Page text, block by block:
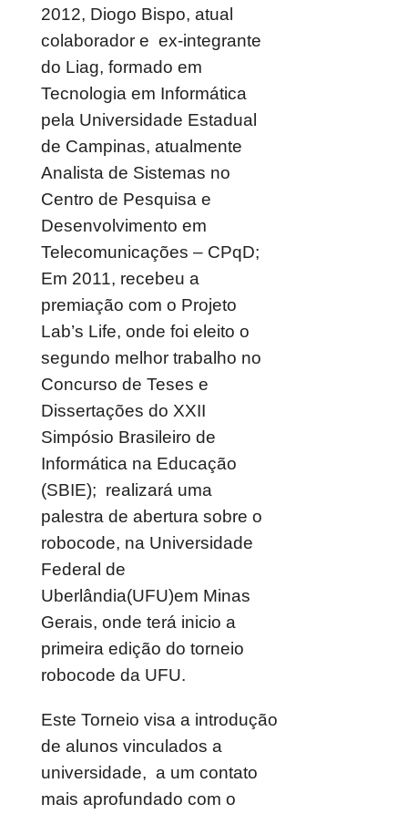
2012, Diogo Bispo, atual
colaborador e ex-integrante
do Liag, formado em
Tecnologia em Informática
pela Universidade Estadual
de Campinas, atualmente
Analista de Sistemas no
Centro de Pesquisa e
Desenvolvimento em
Telecomunicações – CPqD;
Em 2011, recebeu a
premiação com o Projeto
Lab’s Life, onde foi eleito o
segundo melhor trabalho no
Concurso de Teses e
Dissertações do XXII
Simpósio Brasileiro de
Informática na Educação
(SBIE); realizará uma
palestra de abertura sobre o
robocode, na Universidade
Federal de
Uberlândia(UFU)em Minas
Gerais, onde terá inicio a
primeira edição do torneio
robocode da UFU.
Este Torneio visa a introdução
de alunos vinculados a
universidade, a um contato
mais aprofundado com o